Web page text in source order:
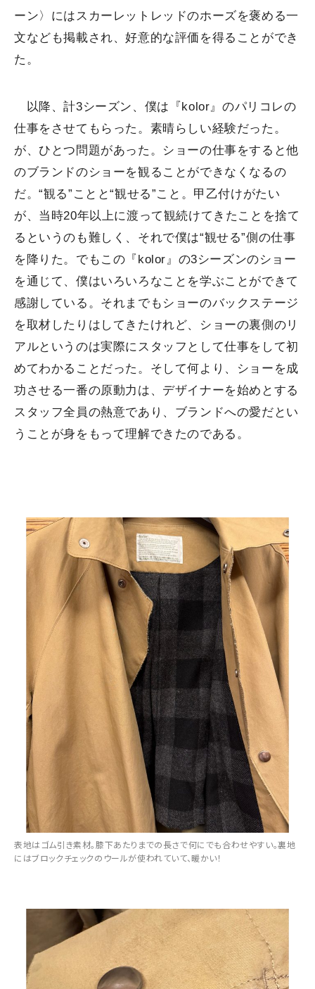
ーン〉にはスカーレットレッドのホーズを褒める一
文なども掲載され、好意的な評価を得ることができ
た。
以降、計3シーズン、僕は『kolor』のパリコレの
仕事をさせてもらった。素晴らしい経験だった。
が、ひとつ問題があった。ショーの仕事をすると他
のブランドのショーを観ることができなくなるの
だ。“観る”ことと“観せる”こと。甲乙付けがたい
が、当時20年以上に渡って観続けてきたことを捨て
るというのも難しく、それで僕は“観せる”側の仕事
を降りた。でもこの『kolor』の3シーズンのショー
を通じて、僕はいろいろなことを学ぶことができて
感謝している。それまでもショーのバックステージ
を取材したりはしてきたけれど、ショーの裏側のリ
アルというのは実際にスタッフとして仕事をして初
めてわかることだった。そして何より、ショーを成
功させる一番の原動力は、デザイナーを始めとする
スタッフ全員の熱意であり、ブランドへの愛だとい
うことが身をもって理解できたのである。
表地はゴム引き素材。膝下あたりまでの長さで何にでも合わせやすい。裏地
にはブロックチェックのウールが使われていて、暖かい！